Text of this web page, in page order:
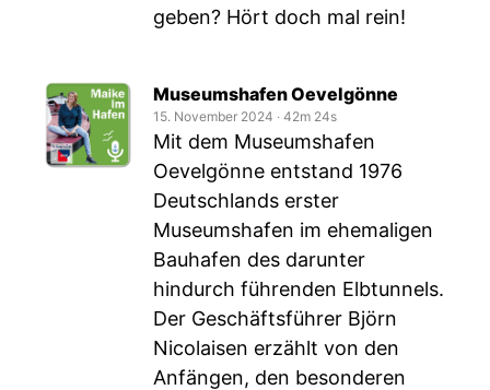
geben? Hört doch mal rein!
Museumshafen Oevelgönne
15. November 2024 ‧ 42m 24s
Mit dem Museumshafen
Oevelgönne entstand 1976
Deutschlands erster
Museumshafen im ehemaligen
Bauhafen des darunter
hindurch führenden Elbtunnels.
Der Geschäftsführer Björn
Nicolaisen erzählt von den
Anfängen, den besonderen